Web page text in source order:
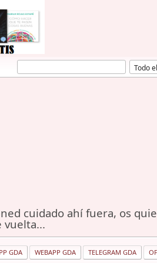
cuidado ahí fuera, os
vuelta...
GDA WEBAPP GDA TELEGRAM GDA